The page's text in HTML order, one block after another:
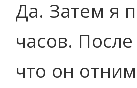
Да. Затем я
часов.
что он